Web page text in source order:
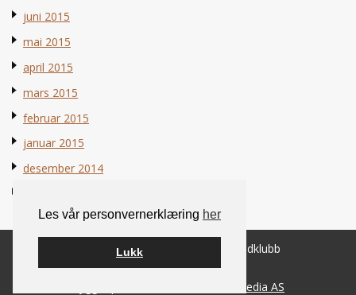
Les vår personvernerklæring her
Lukk
juni 2015
mai 2015
april 2015
mars 2015
februar 2015
januar 2015
desember 2014
© 2026 Norsk Berner Sennenhundklubb
Smart Media AS